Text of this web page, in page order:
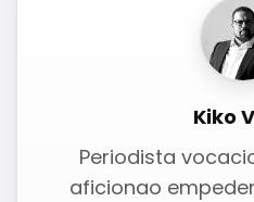
Kiko
Periodista
aficionao